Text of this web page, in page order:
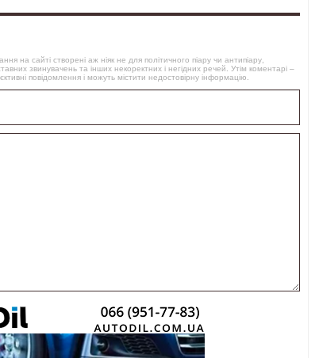
на сайті створені аж ніяк не для політичного піару чи антипіару,
звинувачень та інших некоректних і негідних речей. Утім коментарі –
повідомлення і можуть містити недостовірну інформацію.